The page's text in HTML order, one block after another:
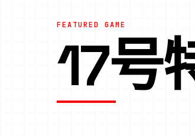
FEATURED GAME
17号